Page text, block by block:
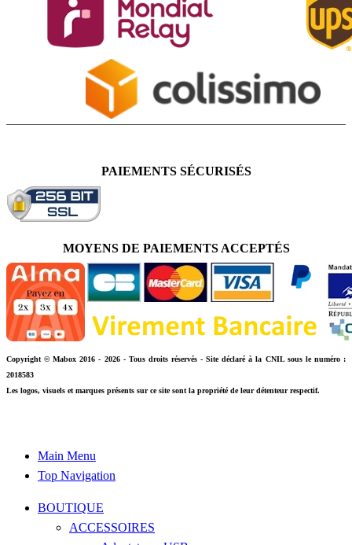
PAIEMENTS SÉCURISÉS
MOYENS DE PAIEMENTS ACCEPTÉS
Copyright © Mabox 2016 - 2026 - Tous droits réservés - Site déclaré à la CNIL sous le numéro :
2018583
Les logos, visuels et marques présents sur ce site sont la propriété de leur détenteur respectif.
Main Menu
Top Navigation
BOUTIQUE
ACCESSOIRES